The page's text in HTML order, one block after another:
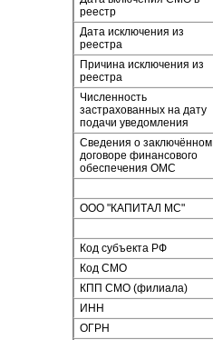
реестр
Дата исключения из
реестра
Причина исключения из
реестра
Численность
застрахованных на дату
подачи уведомления
Сведения о заключённом
договоре финансового
обеспечения ОМС
ООО "КАПИТАЛ МС"
Код субъекта РФ
Код СМО
КПП СМО (филиала)
ИНН
ОГРН